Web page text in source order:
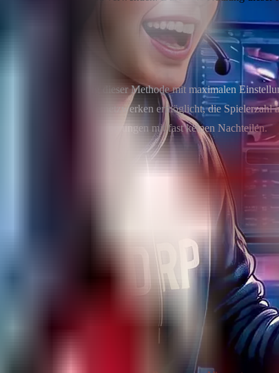
Durch die Nutzung dieser Methode mit maximalen
hat es großen Servernetzwerken ermöglicht, die Spielerzahl
gegen Netzwerkverzögerungen mit fast keinen Nachteilen.
gesendet werden.